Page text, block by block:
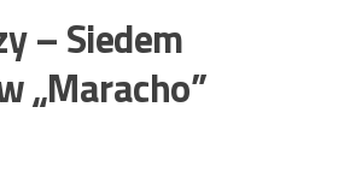
– Siedem
„Maracho”